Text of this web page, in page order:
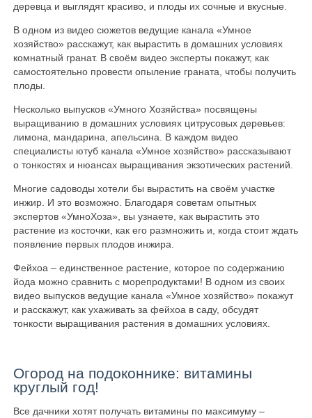
деревца и выглядят красиво, и плоды их сочные и вкусные.
В одном из видео сюжетов ведущие канала «Умное
хозяйство» расскажут, как вырастить в домашних условиях
комнатный гранат. В своём видео эксперты покажут, как
самостоятельно провести опыление граната, чтобы получить
плоды.
Несколько выпусков «Умного Хозяйства» посвящены
выращиванию в домашних условиях цитрусовых деревьев:
лимона, мандарина, апельсина. В каждом видео
специалисты ютуб канала «Умное хозяйство» рассказывают
о тонкостях и нюансах выращивания экзотических растений.
Многие садоводы хотели бы вырастить на своём участке
инжир. И это возможно. Благодаря советам опытных
экспертов «УмноХоза», вы узнаете, как вырастить это
растение из косточки, как его размножить и, когда стоит ждать
появление первых плодов инжира.
Фейхоа – единственное растение, которое по содержанию
йода можно сравнить с морепродуктами! В одном из своих
видео выпусков ведущие канала «Умное хозяйство» покажут
и расскажут, как ухаживать за фейхоа в саду, обсудят
тонкости выращивания растения в домашних условиях.
Огород на подоконнике: витамины
круглый год!
Все дачники хотят получать витамины по максимуму –